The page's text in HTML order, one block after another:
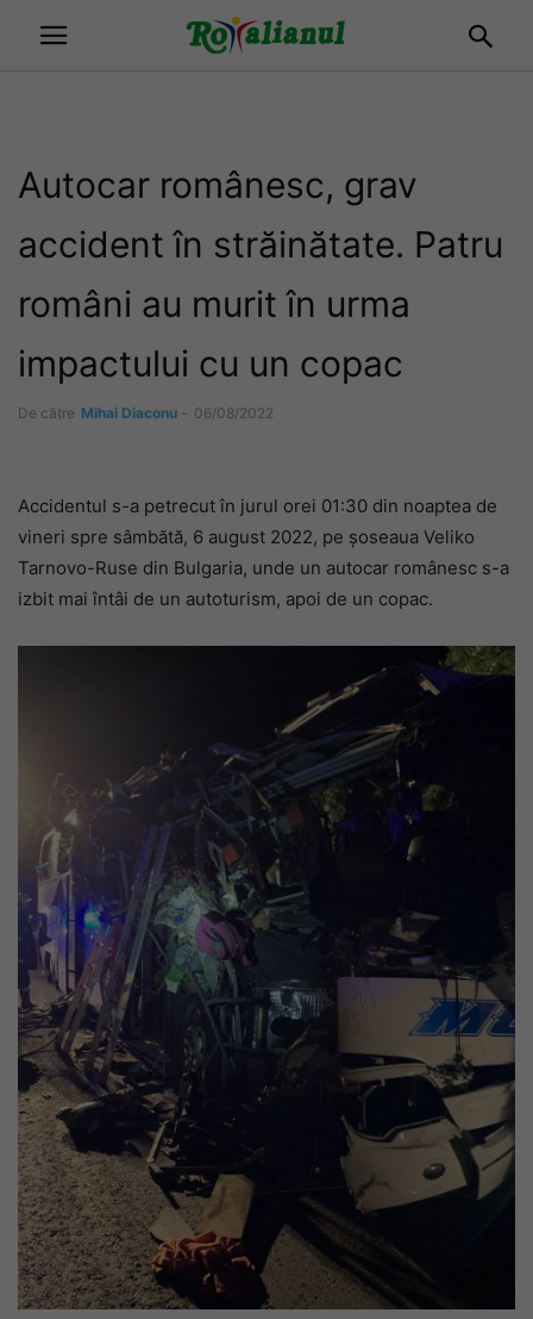
Autocar românesc, grav
accident în străinătate. Patru
români au murit în urma
impactului cu un copac
De către Mihai Diaconu - 06/08/2022
Accidentul s-a petrecut în jurul orei 01:30 din noaptea de
vineri spre sâmbătă, 6 august 2022, pe șoseaua Veliko
Tarnovo-Ruse din Bulgaria, unde un autocar românesc s-a
izbit mai întâi de un autoturism, apoi de un copac.